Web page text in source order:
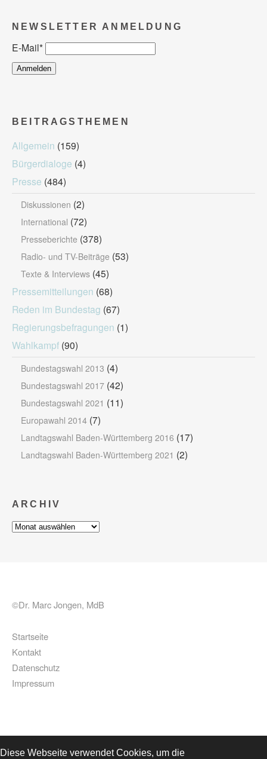
NEWSLETTER ANMELDUNG
E-Mail*
BEITRAGSTHEMEN
Allgemein (159)
Bürgerdialoge (4)
Presse (484)
Diskussionen (2)
International (72)
Presseberichte (378)
Radio- und TV-Beiträge (53)
Texte & Interviews (45)
Pressemitteilungen (68)
Reden im Bundestag (67)
Regierungsbefragungen (1)
Wahlkampf (90)
Bundestagswahl 2013 (4)
Bundestagswahl 2017 (42)
Bundestagswahl 2021 (11)
Europawahl 2014 (7)
Landtagswahl Baden-Württemberg 2016 (17)
Landtagswahl Baden-Württemberg 2021 (2)
ARCHIV
Archiv
©Dr. Marc Jongen, MdB
Startseite
Kontakt
Datenschutz
Impressum
Diese Webseite verwendet Cookies, um die